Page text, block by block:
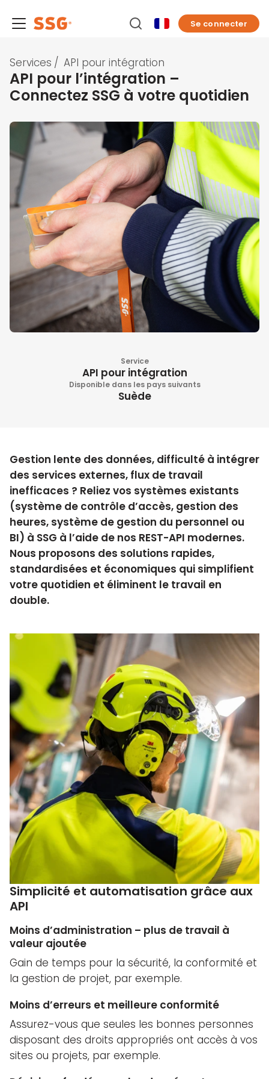
Se connecter
Services / API pour intégration
API pour l’intégration –
Connectez SSG à votre quotidien
Service
API pour intégration
Disponible dans les pays suivants
Suède
Gestion lente des données, difficulté à intégrer
des services externes, flux de travail
inefficaces ? Reliez vos systèmes existants
(système de contrôle d’accès, gestion des
heures, système de gestion du personnel ou
BI) à SSG à l’aide de nos REST-API modernes.
Nous proposons des solutions rapides,
standardisées et économiques qui simplifient
votre quotidien et éliminent le travail en
double.
Simplicité et automatisation grâce aux
API
Moins d’administration – plus de travail à
valeur ajoutée
Gain de temps pour la sécurité, la conformité et
la gestion de projet, par exemple.
Moins d’erreurs et meilleure conformité
Assurez-vous que seules les bonnes personnes
disposant des droits appropriés ont accès à vos
sites ou projets, par exemple.